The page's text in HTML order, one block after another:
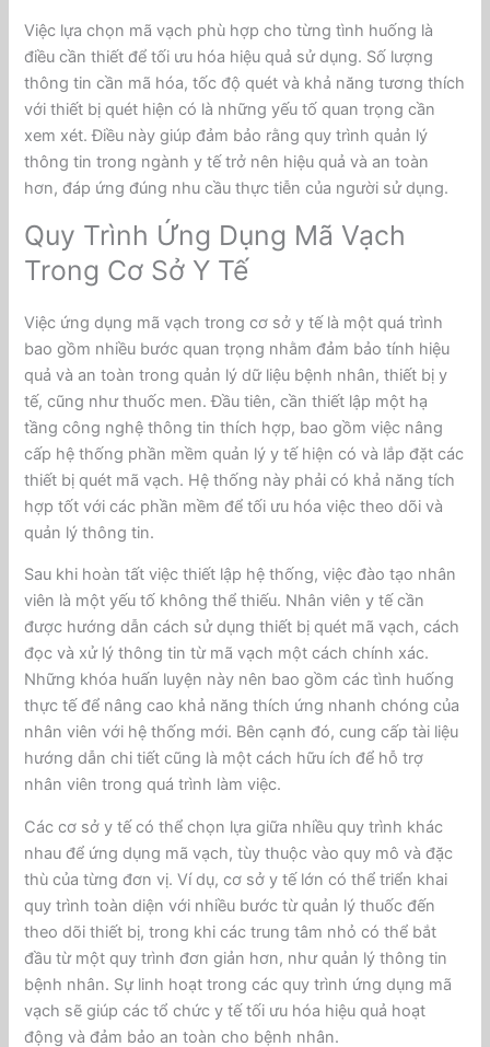
Việc lựa chọn mã vạch phù hợp cho từng tình huống là
điều cần thiết để tối ưu hóa hiệu quả sử dụng. Số lượng
thông tin cần mã hóa, tốc độ quét và khả năng tương thích
với thiết bị quét hiện có là những yếu tố quan trọng cần
xem xét. Điều này giúp đảm bảo rằng quy trình quản lý
thông tin trong ngành y tế trở nên hiệu quả và an toàn
hơn, đáp ứng đúng nhu cầu thực tiễn của người sử dụng.
Quy Trình Ứng Dụng Mã Vạch
Trong Cơ Sở Y Tế
Việc ứng dụng mã vạch trong cơ sở y tế là một quá trình
bao gồm nhiều bước quan trọng nhằm đảm bảo tính hiệu
quả và an toàn trong quản lý dữ liệu bệnh nhân, thiết bị y
tế, cũng như thuốc men. Đầu tiên, cần thiết lập một hạ
tầng công nghệ thông tin thích hợp, bao gồm việc nâng
cấp hệ thống phần mềm quản lý y tế hiện có và lắp đặt các
thiết bị quét mã vạch. Hệ thống này phải có khả năng tích
hợp tốt với các phần mềm để tối ưu hóa việc theo dõi và
quản lý thông tin.
Sau khi hoàn tất việc thiết lập hệ thống, việc đào tạo nhân
viên là một yếu tố không thể thiếu. Nhân viên y tế cần
được hướng dẫn cách sử dụng thiết bị quét mã vạch, cách
đọc và xử lý thông tin từ mã vạch một cách chính xác.
Những khóa huấn luyện này nên bao gồm các tình huống
thực tế để nâng cao khả năng thích ứng nhanh chóng của
nhân viên với hệ thống mới. Bên cạnh đó, cung cấp tài liệu
hướng dẫn chi tiết cũng là một cách hữu ích để hỗ trợ
nhân viên trong quá trình làm việc.
Các cơ sở y tế có thể chọn lựa giữa nhiều quy trình khác
nhau để ứng dụng mã vạch, tùy thuộc vào quy mô và đặc
thù của từng đơn vị. Ví dụ, cơ sở y tế lớn có thể triển khai
quy trình toàn diện với nhiều bước từ quản lý thuốc đến
theo dõi thiết bị, trong khi các trung tâm nhỏ có thể bắt
đầu từ một quy trình đơn giản hơn, như quản lý thông tin
bệnh nhân. Sự linh hoạt trong các quy trình ứng dụng mã
vạch sẽ giúp các tổ chức y tế tối ưu hóa hiệu quả hoạt
động và đảm bảo an toàn cho bệnh nhân.